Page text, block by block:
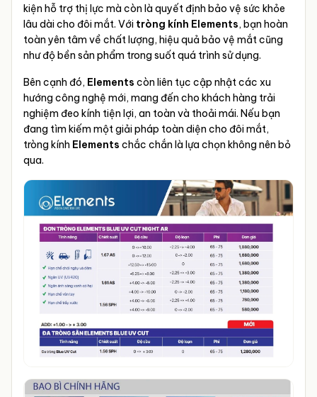
kiện hỗ trợ thị lực mà còn là quyết định bảo vệ sức khỏe
lâu dài cho đôi mắt. Với tròng kính Elements, bạn hoàn
toàn yên tâm về chất lượng, hiệu quả bảo vệ mắt cũng
như độ bền sản phẩm trong suốt quá trình sử dụng.
Bên cạnh đó, Elements còn liên tục cập nhật các xu
hướng công nghệ mới, mang đến cho khách hàng trải
nghiệm đeo kính tiện lợi, an toàn và thoải mái. Nếu bạn
đang tìm kiếm một giải pháp toàn diện cho đôi mắt,
tròng kính Elements chắc chắn là lựa chọn không nên bỏ
qua.